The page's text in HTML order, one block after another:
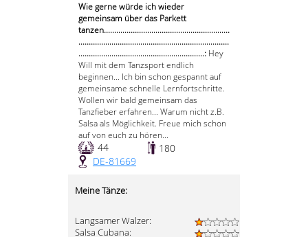
Wie gerne würde ich wieder
gemeinsam über das Parkett
tanzen.............................................................
.........................................................................
.............................................................: Hey
Will mit dem Tanzsport endlich
beginnen... Ich bin schon gespannt auf
gemeinsame schnelle Lernfortschritte.
Wollen wir bald gemeinsam das
Tanzfieber erfahren... Warum nicht z.B.
Salsa als Möglichkeit. Freue mich schon
auf von euch zu hören...
44
180
DE-81669
Meine Tänze:
Langsamer Walzer:
Salsa Cubana: